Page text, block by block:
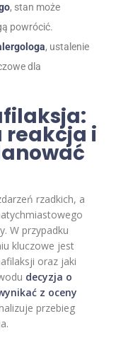
, stan może
powrócić.
, ustalenie
dla
reakcja i
rzadkich, a
W przypadku
kluczowe jest
oraz jaki
decyzja o
z oceny
przebieg